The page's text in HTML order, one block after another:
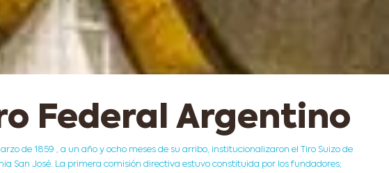
Federal Argentino
de 1859 , a un año y ocho meses de su arribo, institucionalizaron el Tiro Suizo de
San José. La primera comisión directiva estuvo constituida por los fundadores;